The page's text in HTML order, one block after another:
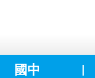
國中